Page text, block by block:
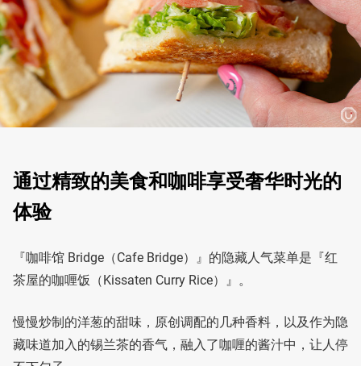
通过精致的美食和咖啡享受奢华时光的
体验
『咖啡馆 Bridge（Cafe Bridge）』的隐藏人气菜单是『红
茶屋的咖喱饭（Kissaten Curry Rice）』。
慢慢炒制的洋葱的甜味，原创调配的几种香料，以及作为隐
藏味道加入的锡兰茶的香气，融入了咖喱的酱汁中，让人停